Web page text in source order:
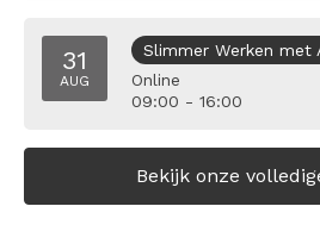
31
AUG
Slimmer Werken met
Online
09:00 - 16:00
Bekijk onze